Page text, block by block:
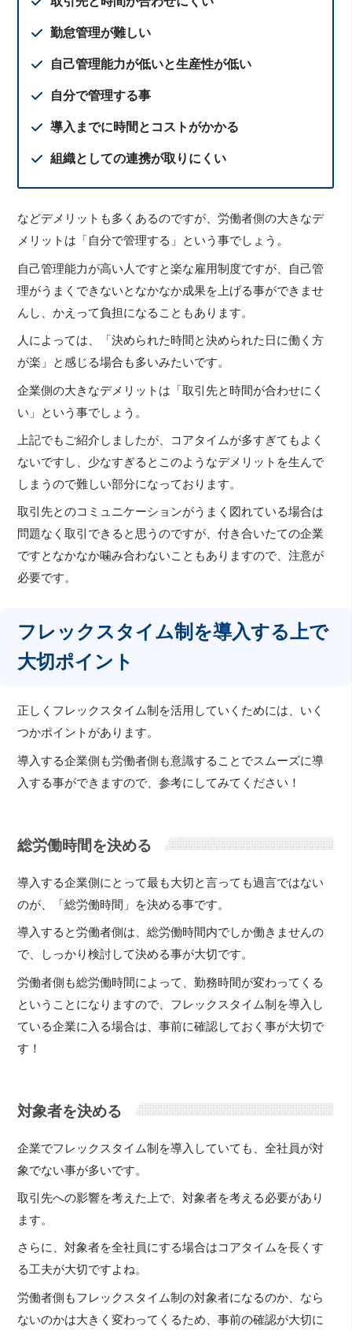
勤怠管理が難しい
自己管理能力が低いと生産性が低い
自分で管理する事
導入までに時間とコストがかかる
組織としての連携が取りにくい
などデメリットも多くあるのですが、労働者側の大きなデ
メリットは「自分で管理する」という事でしょう。
自己管理能力が高い人ですと楽な雇用制度ですが、自己管
理がうまくできないとなかなか成果を上げる事ができませ
んし、かえって負担になることもあります。
人によっては、「決められた時間と決められた日に働く方
が楽」と感じる場合も多いみたいです。
企業側の大きなデメリットは「取引先と時間が合わせにく
い」という事でしょう。
上記でもご紹介しましたが、コアタイムが多すぎてもよく
ないですし、少なすぎるとこのようなデメリットを生んで
しまうので難しい部分になっております。
取引先とのコミュニケーションがうまく図れている場合は
問題なく取引できると思うのですが、付き合いたての企業
ですとなかなか噛み合わないこともありますので、注意が
必要です。
フレックスタイム制を導入する上で
大切ポイント
正しくフレックスタイム制を活用していくためには、いく
つかポイントがあります。
導入する企業側も労働者側も意識することでスムーズに導
入する事ができますので、参考にしてみてください！
総労働時間を決める
導入する企業側にとって最も大切と言っても過言ではない
のが、「総労働時間」を決める事です。
導入すると労働者側は、総労働時間内でしか働きませんの
で、しっかり検討して決める事が大切です。
労働者側も総労働時間によって、勤務時間が変わってくる
ということになりますので、フレックスタイム制を導入し
ている企業に入る場合は、事前に確認しておく事が大切で
す！
対象者を決める
企業でフレックスタイム制を導入していても、全社員が対
象でない事が多いです。
取引先への影響を考えた上で、対象者を考える必要があり
ます。
さらに、対象者を全社員にする場合はコアタイムを長くす
る工夫が大切ですよね。
労働者側もフレックスタイム制の対象者になるのか、なら
ないのかは大きく変わってくるため、事前の確認が大切に